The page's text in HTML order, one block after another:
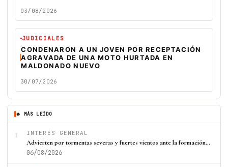
03/08/2026
JUDICIALES
CONDENARON A UN JOVEN POR RECEPTACIÓN
AGRAVADA DE UNA MOTO HURTADA EN
MALDONADO NUEVO
30/07/2026
🔥 MÁS LEÍDO
1 INTERÉS GENERAL
Advierten por tormentas severas y fuertes vientos ante la formación…
06/08/2026